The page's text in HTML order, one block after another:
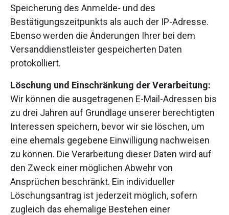
Speicherung des Anmelde- und des
Bestätigungszeitpunkts als auch der IP-Adresse.
Ebenso werden die Änderungen Ihrer bei dem
Versanddienstleister gespeicherten Daten
protokolliert.
Löschung und Einschränkung der Verarbeitung:
Wir können die ausgetragenen E-Mail-Adressen bis
zu drei Jahren auf Grundlage unserer berechtigten
Interessen speichern, bevor wir sie löschen, um
eine ehemals gegebene Einwilligung nachweisen
zu können. Die Verarbeitung dieser Daten wird auf
den Zweck einer möglichen Abwehr von
Ansprüchen beschränkt. Ein individueller
Löschungsantrag ist jederzeit möglich, sofern
zugleich das ehemalige Bestehen einer